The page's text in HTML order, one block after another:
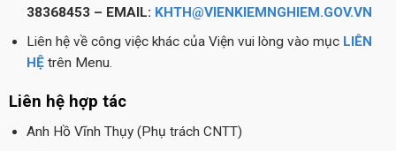
38368453 – EMAIL: KHTH@VIENKIEMNGHIEM.GOV.VN
Liên hệ về công việc khác của Viện vui lòng vào mục LIÊN
HỆtrên Menu.
Liên hệ hợp tác
Anh Hồ Vĩnh Thụy (Phụ trách CNTT)